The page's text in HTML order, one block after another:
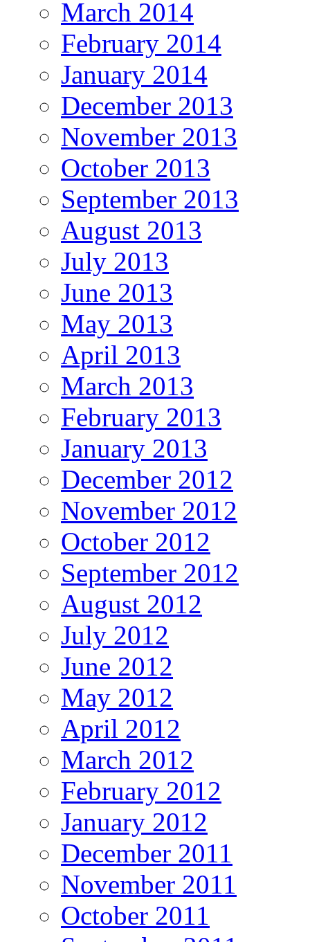
March 2014
February 2014
January 2014
December 2013
November 2013
October 2013
September 2013
August 2013
July 2013
June 2013
May 2013
April 2013
March 2013
February 2013
January 2013
December 2012
November 2012
October 2012
September 2012
August 2012
July 2012
June 2012
May 2012
April 2012
March 2012
February 2012
January 2012
December 2011
November 2011
October 2011